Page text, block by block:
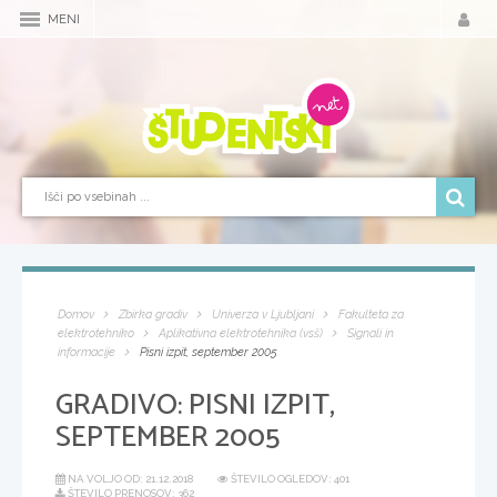
MENI
Domov Zbirka gradiv Univerza v Ljubljani
Fakulteta za
elektrotehniko
Aplikativna elektrotehnika (vsš)
Signali in
informacije
Pisni izpit, september 2005
GRADIVO:PISNI IZPIT,
SEPTEMBER 2005
NA VOLJO OD: 21.12.2018
ŠTEVILO OGLEDOV: 401
ŠTEVILO PRENOSOV: 362